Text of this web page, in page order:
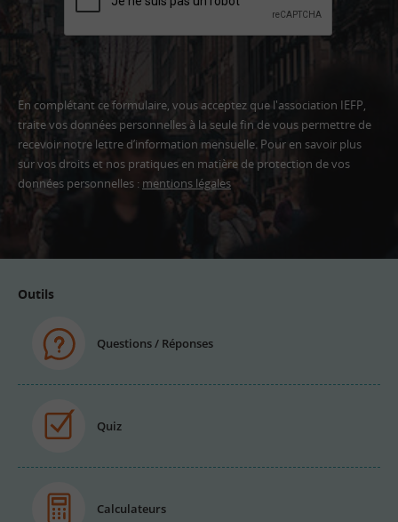
En complétant ce formulaire, vous acceptez que l'association IEFP,
traite vos données personnelles à la seule fin de vous permettre de
recevoir notre lettre d’information mensuelle. Pour en savoir plus
sur vos droits et nos pratiques en matière de protection de vos
données personnelles : mentions légales
Outils
Questions / Réponses
Quiz
Calculateurs